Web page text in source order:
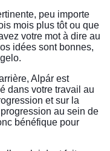
peu importe
mois plus tôt ou que
votre mot à dire au
idées sont bonnes,
Alpár est
dans votre travail au
et sur la
au sein de
bénéfique pour